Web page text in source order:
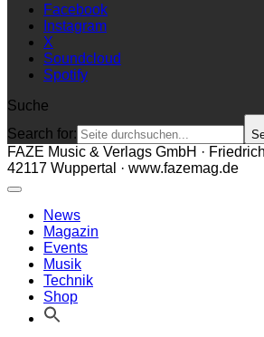
Facebook
Instagram
X
Soundcloud
Spotify
Suche
Search for:
FAZE Music & Verlags GmbH ·
42117 Wuppertal · www.fazemag.de
News
Magazin
Events
Musik
Technik
Shop